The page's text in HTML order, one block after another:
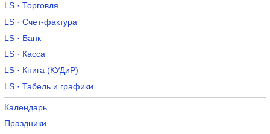
LS · Торговля
LS · Счет-фактура
LS · Банк
LS · Касса
LS · Книга (КУДиР)
LS · Табель и графики
Календарь
Праздники